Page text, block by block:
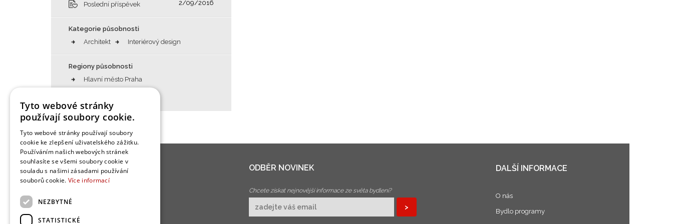
Poslední příspěvek 2/09/2016
Kategorie působnosti
Architekt
Interiérový design
Regiony působnosti
Hlavní město Praha
O BYDLENÍ ODBĚR NOVINEK
Chcete získat nejnovější informace ze světa bydlení?
DALŠÍ INFORMACE
O nás
Bydlo programy
Tyto webové stránky
používají soubory cookie.
Tyto webové stránky používají soubory
cookie ke zlepšení uživatelského zážitku.
Používáním našich webových stránek
souhlasíte se všemi soubory cookie v
souladu s našimi zásadami používání
souborů cookie. Více informací
NEZBYTNÉ
STATISTICKÉ